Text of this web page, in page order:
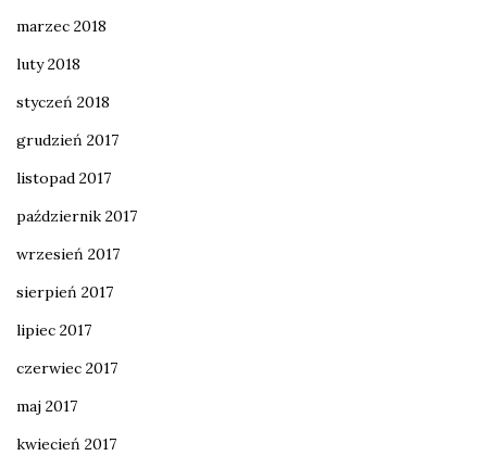
marzec 2018
luty 2018
styczeń 2018
grudzień 2017
listopad 2017
październik 2017
wrzesień 2017
sierpień 2017
lipiec 2017
czerwiec 2017
maj 2017
kwiecień 2017